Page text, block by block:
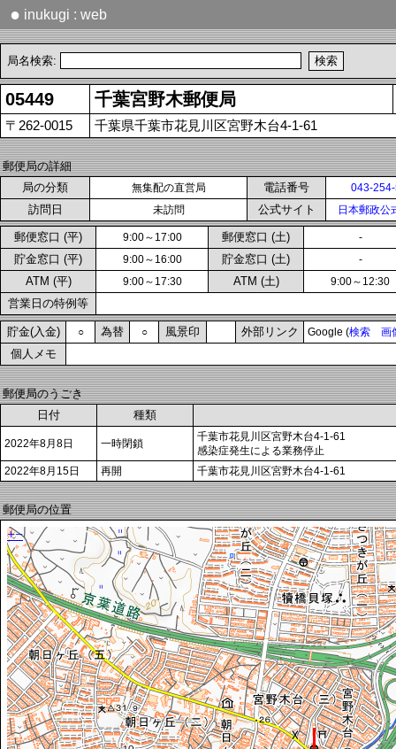
● inukugi : web
局名検索:
05449 千葉宮野木郵便局
〒262-0015 千葉県千葉市花見川区宮野木台4-1-61
郵便局の詳細
局の分類
無集配の直営局 電話番号 043-
訪問日 未訪問 公式サイト 日本郵政公
郵便窓口 (平) 9:00～17:00 郵便窓口 (土) -
貯金窓口 (平) 9:00～16:00 貯金窓口 (土) -
ATM (平) 9:00～17:30 ATM (土) 9:00～12:30
営業日の特例等
貯金(入金) ○ 為替 ○ 風景印 外部リンク Google (検索 画
個人メモ
郵便局のうごき
日付
種類
2022年8月8日 一時閉鎖
千葉市花見川区宮野木台4-1-61
感染症発生による業務停止
2022年8月15日
再開 千葉市花見川区宮野木台4-1-61
郵便局の位置